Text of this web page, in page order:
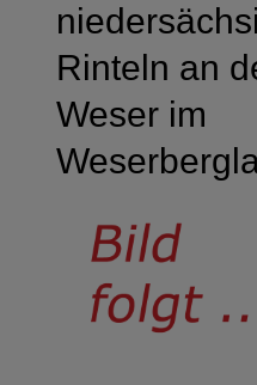
Rinteln an
Weser im